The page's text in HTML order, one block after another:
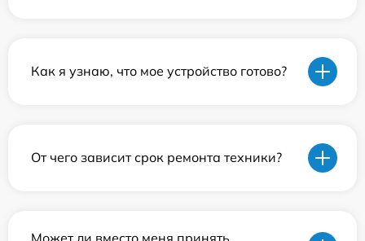
Как я узнаю, что мое устройство готово?
От чего зависит срок ремонта техники?
Может ли вместо меня принять